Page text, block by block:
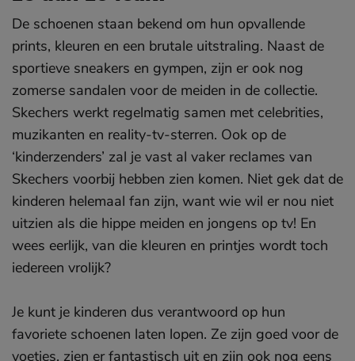
De schoenen staan bekend om hun opvallende
prints, kleuren en een brutale uitstraling. Naast de
sportieve sneakers en gympen, zijn er ook nog
zomerse sandalen voor de meiden in de collectie.
Skechers werkt regelmatig samen met celebrities,
muzikanten en reality-tv-sterren. Ook op de
‘kinderzenders’ zal je vast al vaker reclames van
Skechers voorbij hebben zien komen. Niet gek dat de
kinderen helemaal fan zijn, want wie wil er nou niet
uitzien als die hippe meiden en jongens op tv! En
wees eerlijk, van die kleuren en printjes wordt toch
iedereen vrolijk?
Je kunt je kinderen dus verantwoord op hun
favoriete schoenen laten lopen. Ze zijn goed voor de
voetjes, zien er fantastisch uit en zijn ook nog eens